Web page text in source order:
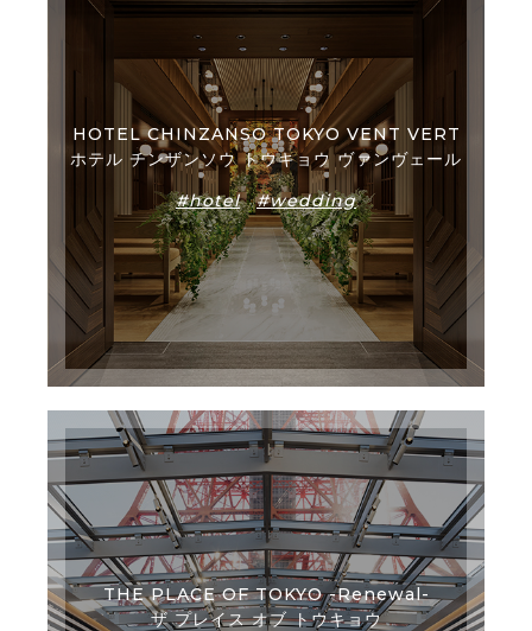
HOTEL CHINZANSO TOKYO VENT VERT
ホテル チンザンソウ トウキョウ ヴァンヴェール
#hotel
#wedding
THE PLACE OF TOKYO -Renewal-
ザ プレイス オブ トウキョウ